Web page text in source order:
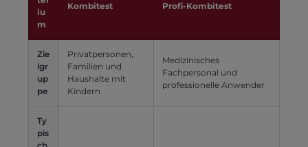
iu
m
Kombitest Profi-Kombitest
Zie
lgr
up
pe
Privatpersonen,
Familien und
Haushalte mit
Kindern
Medizinisches
Fachpersonal und
professionelle Anwender
Ty
pis
ch